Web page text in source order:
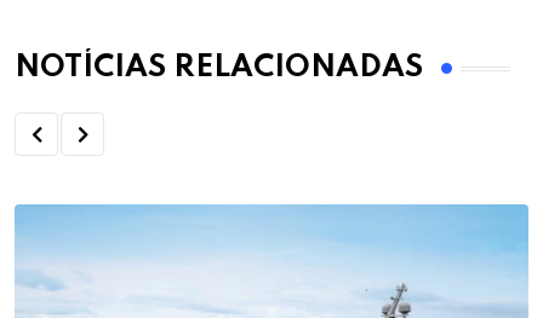
NOTÍCIAS RELACIONADAS